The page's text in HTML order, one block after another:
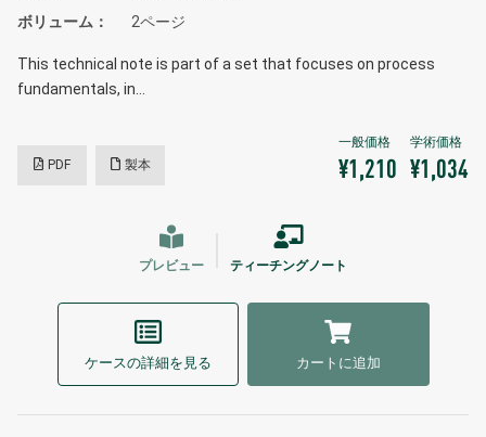
ボリューム
2ページ
This technical note is part of a set that focuses on process
fundamentals, in…
PDF 製本 ¥1,210 ¥1,034
プレビュー ティーチングノート
ケースの詳細を見る カートに追加